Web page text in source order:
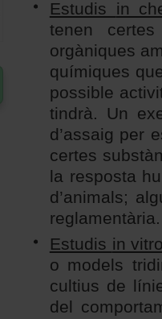
Estudis in
tenen
orgàniques
químiques
possible
tindrà. Un
d’assaig per
certes
la resposta
d’animals;
reglamentària.
Estudis in
o models
cultius de
del